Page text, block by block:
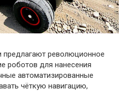
предлагают революционное
роботов для нанесения
автоматизированные
чёткую навигацию,